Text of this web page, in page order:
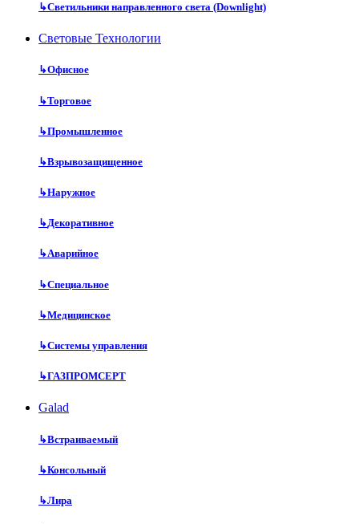
↳Светильники направленного света (Downlight)
Световые Технологии
↳Офисное
↳Торговое
↳Промышленное
↳Взрывозащищенное
↳Наружное
↳Декоративное
↳Аварийное
↳Специальное
↳Медицинское
↳Системы управления
↳ГАЗПРОМСЕРТ
Galad
↳Встраиваемый
↳Консольный
↳Лира